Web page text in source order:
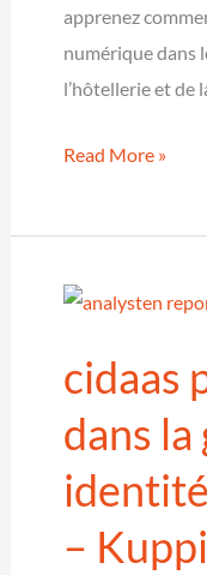
apprenez
numérique dans
l’hôtellerie et de
CampConnect
de
gestion
hôtes!
Read More »
cidaas
dans la
–